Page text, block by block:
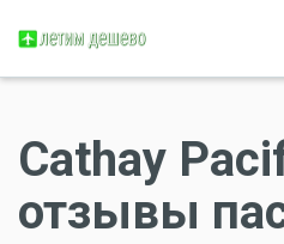
Cathay
отзывы